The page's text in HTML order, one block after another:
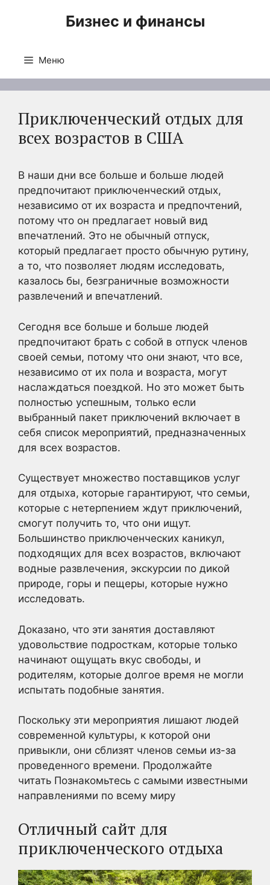
Бизнес и финансы
Меню
Приключенческий отдых для
всех возрастов в США
В наши дни все больше и больше людей
предпочитают приключенческий отдых,
независимо от их возраста и предпочтений,
потому что он предлагает новый вид
впечатлений. Это не обычный отпуск,
который предлагает просто обычную рутину,
а то, что позволяет людям исследовать,
казалось бы, безграничные возможности
развлечений и впечатлений.
Сегодня все больше и больше людей
предпочитают брать с собой в отпуск членов
своей семьи, потому что они знают, что все,
независимо от их пола и возраста, могут
наслаждаться поездкой. Но это может быть
полностью успешным, только если
выбранный пакет приключений включает в
себя список мероприятий, предназначенных
для всех возрастов.
Существует множество поставщиков услуг
для отдыха, которые гарантируют, что семьи,
которые с нетерпением ждут приключений,
смогут получить то, что они ищут.
Большинство приключенческих каникул,
подходящих для всех возрастов, включают
водные развлечения, экскурсии по дикой
природе, горы и пещеры, которые нужно
исследовать.
Доказано, что эти занятия доставляют
удовольствие подросткам, которые только
начинают ощущать вкус свободы, и
родителям, которые долгое время не могли
испытать подобные занятия.
Поскольку эти мероприятия лишают людей
современной культуры, к которой они
привыкли, они сблизят членов семьи из-за
проведенного времени. Продолжайте
читать Познакомьтесь с самыми известными
направлениями по всему миру
Отличный сайт для
приключенческого отдыха